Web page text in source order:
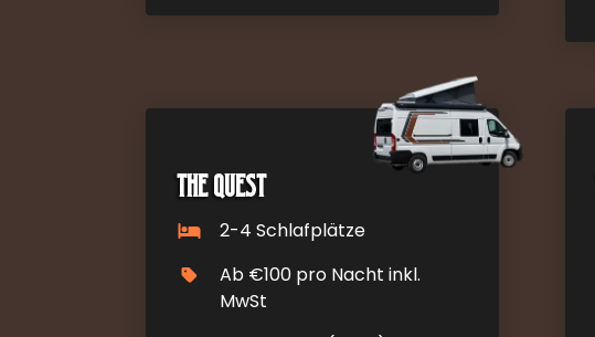
The Quest
2-4 Schlafplätze
Ab €100 pro Nacht inkl.
MwSt